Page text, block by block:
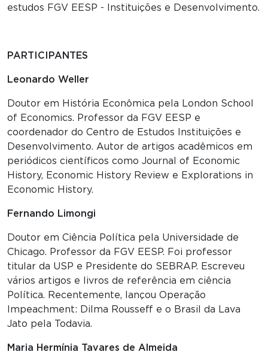
estudos FGV EESP - Instituições e Desenvolvimento.
PARTICIPANTES
Leonardo Weller
Doutor em História Econômica pela London School
of Economics. Professor da FGV EESP e
coordenador do Centro de Estudos Instituições e
Desenvolvimento. Autor de artigos acadêmicos em
periódicos científicos como Journal of Economic
History, Economic History Review e Explorations in
Economic History.
Fernando Limongi
Doutor em Ciência Política pela Universidade de
Chicago. Professor da FGV EESP. Foi professor
titular da USP e Presidente do SEBRAP. Escreveu
vários artigos e livros de referência em ciência
Política. Recentemente, lançou Operação
Impeachment: Dilma Rousseff e o Brasil da Lava
Jato pela Todavia.
Maria Hermínia Tavares de Almeida